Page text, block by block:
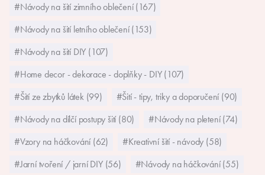
#Návody na šití zimního oblečení (167)
#Návody na šití letního oblečení (153)
#Návody na šití DIY (107)
#Home decor - dekorace - doplňky - DIY (107)
#Šití ze zbytků látek (99)
#Šití - tipy, triky a doporučení (90)
#Návody na dílčí postupy šití (80)
#Návody na pletení (74)
#Vzory na háčkování (62)
#Kreativní šití - návody (58)
#Jarní tvoření / jarní DIY (56)
#Návody na háčkování (55)